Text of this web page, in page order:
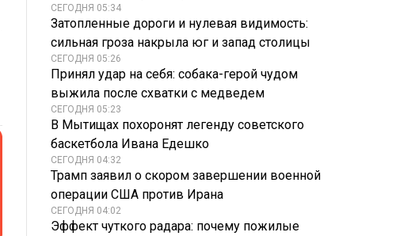
СЕГОДНЯ 05:34
Затопленные дороги и нулевая видимость:
сильная гроза накрыла юг и запад столицы
СЕГОДНЯ 05:26
Принял удар на себя: собака-герой чудом
выжила после схватки с медведем
СЕГОДНЯ 05:23
В Мытищах похоронят легенду советского
баскетбола Ивана Едешко
СЕГОДНЯ 04:32
Трамп заявил о скором завершении военной
операции США против Ирана
СЕГОДНЯ 04:02
Эффект чуткого радара: почему пожилые